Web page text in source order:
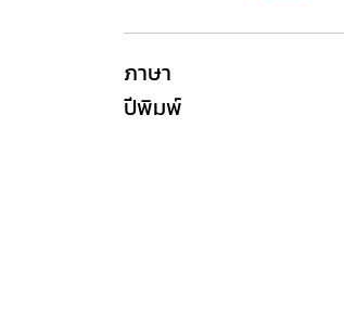
ภาษา
ปีพิมพ์